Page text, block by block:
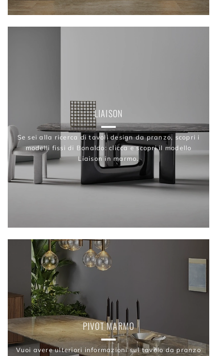
LIAISON
Se sei alla ricerca di tavoli design da pranzo, scopri i
modelli fissi di Bonaldo: clicca e scopri il modello
Liaison in marmo.
PIVOT MARMO
Vuoi avere ulteriori informazioni sul tavolo da pranzo